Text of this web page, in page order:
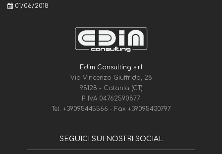
01/06/2018
Edim Consulting s.r.l
Via Vincenzo Giuffrida, 28
95128 - Catania (CT)
P. IVA 04762590877
Tel.
+39095445566 - Fax +39095430797
SEGUICI SUI NOSTRI SOCIAL